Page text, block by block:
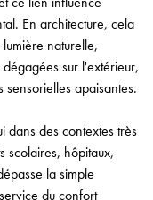
En architecture, cela
naturelle,
sur l'extérieur,
apaisantes.
dans des contextes très
scolaires, hôpitaux,
la simple
du confort